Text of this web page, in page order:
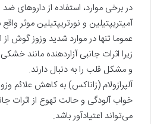
در برخی موارد، استفاده از داروهای
آمیتریپتیلین و نورتریپتیلین موثر
عموما تنها در موارد شدید وزوز گوش
زیرا اثرات جانبی آزاردهنده مانند
و مشکل قلب را به دنبال دارند.
آلپرازولام (زاناکس) به کاهش علائم
خواب آلودگی و حالت تهوع از اثرات
می‌تواند اعتیادآور باشد.